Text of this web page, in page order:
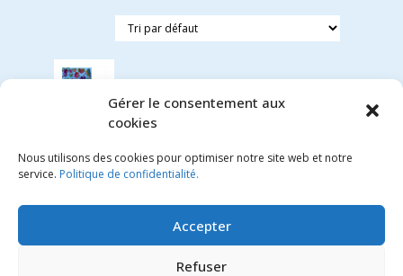
Gérer le consentement aux
cookies
Nous utilisons des cookies pour optimiser notre site web et notre
service. Politique de confidentialité.
Accepter
Refuser
fée
avec
album